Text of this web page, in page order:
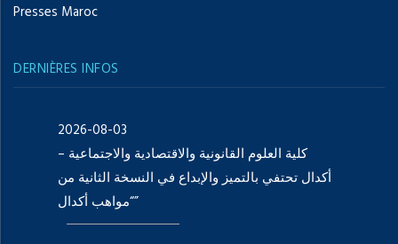
Presses Maroc
DERNIÈRES INFOS
2026-08-03
كلية العلوم القانونية والاقتصادية والاجتماعية –
أكدال تحتفي بالتميز والإبداع في النسخة الثانية من
“مواهب أكدال”